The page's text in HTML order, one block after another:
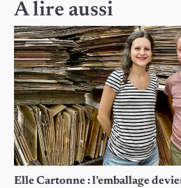
A lire aussi
Elle Cartonne : l’emballage